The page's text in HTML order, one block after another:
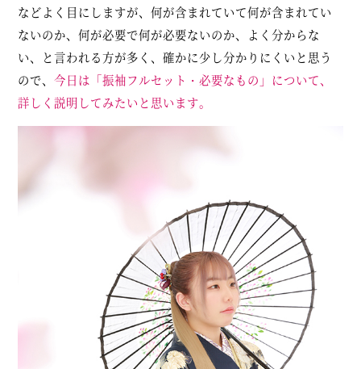
などよく目にしますが、何が含まれていて何が含まれてい
ないのか、何が必要で何が必要ないのか、よく分からな
い、と言われる方が多く、確かに少し分かりにくいと思う
ので、今日は「振袖フルセット・必要なもの」について、
詳しく説明してみたいと思います。